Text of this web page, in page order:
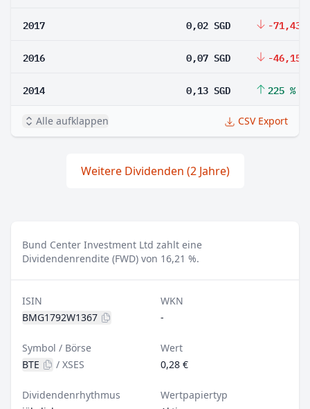
2017 0,02 SGD -71,43
2016 0,07 SGD -46,15
2014 0,13 SGD 225 %
Alle aufklappen CSV Export
Weitere Dividenden (2 Jahre)
Bund Center Investment Ltd zahlt eine
Dividendenrendite (FWD) von 16,21 %.
ISIN
BMG1792W1367
WKN
-
Symbol / Börse
BTE
/ XSES
Wert
0,28 €
Dividendenrhythmus
Wertpapiertyp